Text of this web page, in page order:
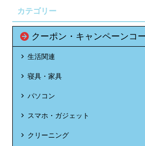
カテゴリー
クーポン・キャンペーンコ
生活関連
寝具・家具
パソコン
スマホ・ガジェット
クリーニング